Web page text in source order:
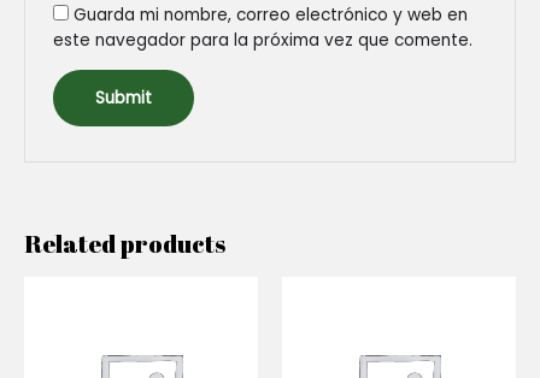
Guarda mi nombre, correo electrónico y web en
este navegador para la próxima vez que comente.
Related products